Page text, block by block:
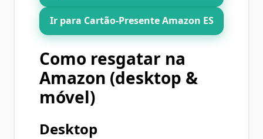
Ir para Cartão‑Presente Amazon ES
Como resgatar na
Amazon (desktop &
móvel)
Desktop